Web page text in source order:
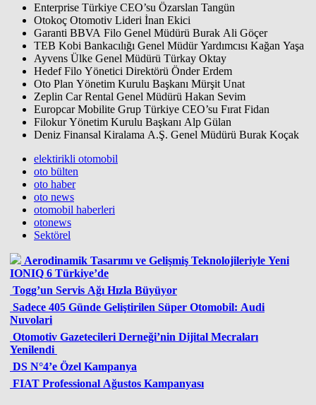
Enterprise Türkiye CEO’su Özarslan Tangün
Otokoç Otomotiv Lideri İnan Ekici
Garanti BBVA Filo Genel Müdürü Burak Ali Göçer
TEB Kobi Bankacılığı Genel Müdür Yardımcısı Kağan Yaşa
Ayvens Ülke Genel Müdürü Türkay Oktay
Hedef Filo Yönetici Direktörü Önder Erdem
Oto Plan Yönetim Kurulu Başkanı Mürşit Unat
Zeplin Car Rental Genel Müdürü Hakan Sevim
Europcar Mobilite Grup Türkiye CEO’su Fırat Fidan
Filokur Yönetim Kurulu Başkanı Alp Gülan
Deniz Finansal Kiralama A.Ş. Genel Müdürü Burak Koçak
elektirikli otomobil
oto bülten
oto haber
oto news
otomobil haberleri
otonews
Sektörel
Aerodinamik Tasarımı ve Gelişmiş Teknolojileriyle Yeni
IONIQ 6 Türkiye’de
Togg’un Servis Ağı Hızla Büyüyor
Sadece 405 Günde Geliştirilen Süper Otomobil: Audi
Nuvolari
Otomotiv Gazetecileri Derneği’nin Dijital Mecraları
Yenilendi
DS N°4’e Özel Kampanya
FIAT Professional Ağustos Kampanyası